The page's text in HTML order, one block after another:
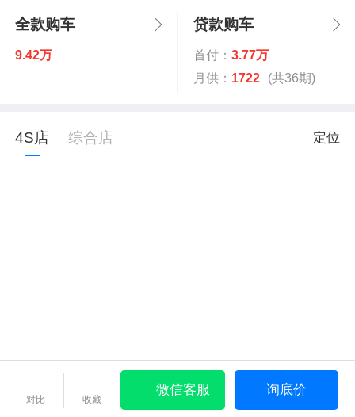
全款购车
9.42万
贷款购车
首付： 3.77万
月供： 1722 (共36期)
4S店 综合店 定位
对比 收藏
微信客服 询底价